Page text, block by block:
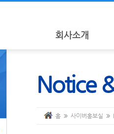
회사소개
Notice
홈 사이버홍보실